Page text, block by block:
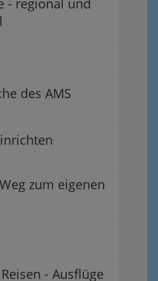
des AMS
zum eigenen
- Ausflüge